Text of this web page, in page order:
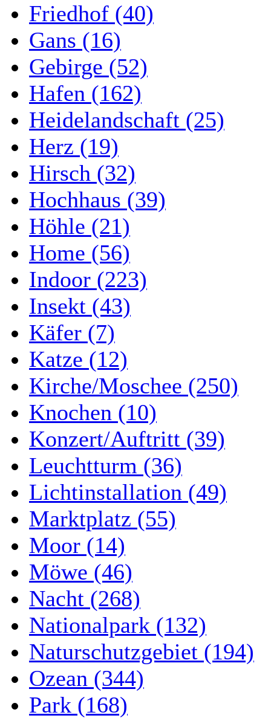
Friedhof (40)
Gans (16)
Gebirge (52)
Hafen (162)
Heidelandschaft (25)
Herz (19)
Hirsch (32)
Hochhaus (39)
Höhle (21)
Home (56)
Indoor (223)
Insekt (43)
Käfer (7)
Katze (12)
Kirche/Moschee (250)
Knochen (10)
Konzert/Auftritt (39)
Leuchtturm (36)
Lichtinstallation (49)
Marktplatz (55)
Moor (14)
Möwe (46)
Nacht (268)
Nationalpark (132)
Naturschutzgebiet (194)
Ozean (344)
Park (168)